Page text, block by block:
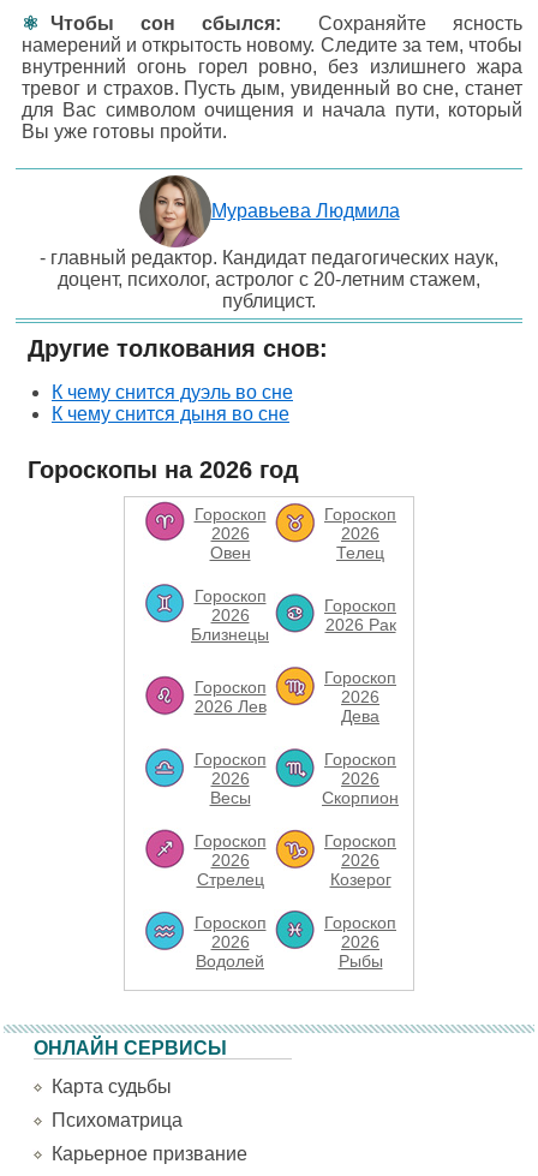
Чтобы сон сбылся:
Сохраняйте ясность
намерений и открытость новому. Следите за тем, чтобы
внутренний огонь горел ровно, без излишнего жара
тревог и страхов. Пусть дым, увиденный во сне, станет
для Вас символом очищения и начала пути, который
Вы уже готовы пройти.
Муравьева Людмила
- главный редактор. Кандидат педагогических наук,
доцент, психолог, астролог с 20-летним стажем,
публицист.
Другие толкования снов:
К чему снится дуэль во сне
К чему снится дыня во сне
Гороскопы на 2026 год
Гороскоп
2026
Овен
Гороскоп
2026
Телец
Гороскоп
2026
Близнецы
Гороскоп
2026 Рак
Гороскоп
2026 Лев
Гороскоп
2026
Дева
Гороскоп
2026
Весы
Гороскоп
2026
Скорпион
Гороскоп
2026
Стрелец
Гороскоп
2026
Козерог
Гороскоп
2026
Водолей
Гороскоп
2026
Рыбы
ОНЛАЙН СЕРВИСЫ
Карта судьбы
Психоматрица
Карьерное призвание